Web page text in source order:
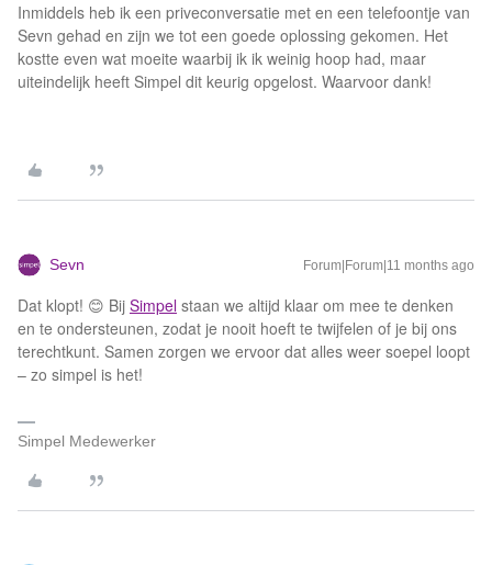
Inmiddels heb ik een priveconversatie met en een telefoontje van
Sevn gehad en zijn we tot een goede oplossing gekomen. Het
kostte even wat moeite waarbij ik ik weinig hoop had, maar
uiteindelijk heeft Simpel dit keurig opgelost. Waarvoor dank!
Sevn Forum|Forum|11 months ago
Dat klopt! 😊 Bij Simpel staan we altijd klaar om mee te denken
en te ondersteunen, zodat je nooit hoeft te twijfelen of je bij ons
terechtkunt. Samen zorgen we ervoor dat alles weer soepel loopt
– zo simpel is het!
Simpel Medewerker